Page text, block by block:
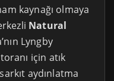
kaynağı olmaya
Natural
Lyngby
için atık
aydınlatma